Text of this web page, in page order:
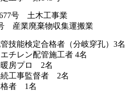
号 土木工事業
産業廃棄物収集運搬業
技能検定合格者（分岐穿孔）3名
チレン配管施工者 4名
房プロ 2名
続工事監督者 2名
格者 1名